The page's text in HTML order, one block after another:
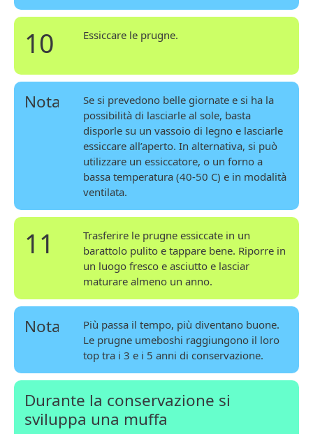
10 Essiccare le prugne.
Nota
Se si prevedono belle giornate e si ha la
possibilità di lasciarle al sole, basta
disporle su un vassoio di legno e lasciarle
essiccare all’aperto. In alternativa, si può
utilizzare un essiccatore, o un forno a
bassa temperatura (40-50 C) e in modalità
ventilata.
11
Trasferire le prugne essiccate in un
barattolo pulito e tappare bene. Riporre in
un luogo fresco e asciutto e lasciar
maturare almeno un anno.
Nota
Più passa il tempo, più diventano buone.
Le prugne umeboshi raggiungono il loro
top tra i 3 e i 5 anni di conservazione.
Durante la conservazione si
sviluppa una muffa